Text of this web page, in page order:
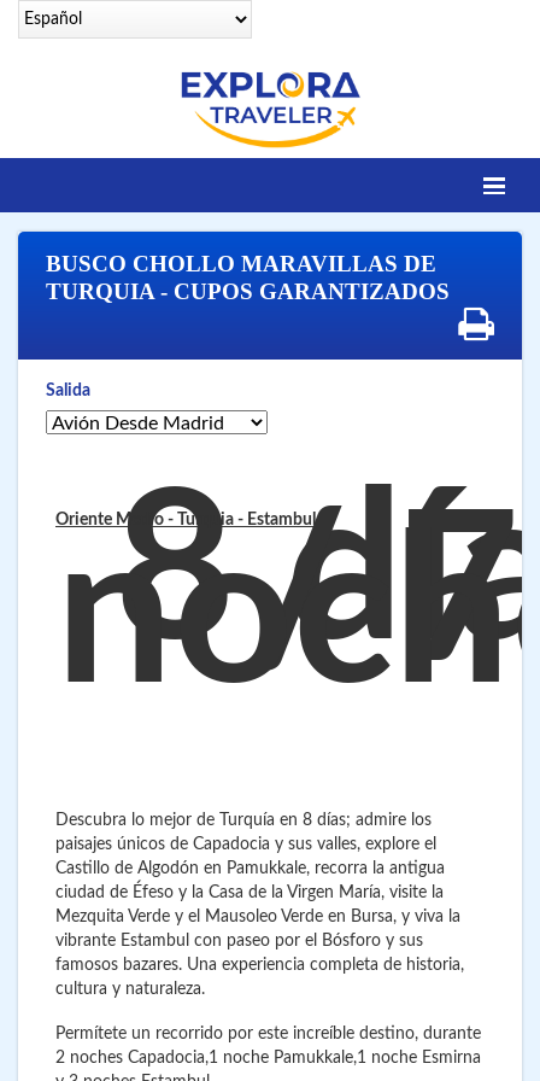
Identifícate
DESTINOS
OFERTAS SENIORS
EGIPTO LEGENDARIO
VUELOS 25 CIUDADES
VUELOS A SHARM
BUSCO CHOLLO MARAVILLAS DE
TURQUIA - CUPOS GARANTIZADOS
Salida
Oriente Medio - Turquia - Estambul
8/ 7
Descubra lo mejor de Turquía en 8 días; admire los
paisajes únicos de Capadocia y sus valles, explore el
Castillo de Algodón en Pamukkale, recorra la antigua
ciudad de Éfeso y la Casa de la Virgen María, visite la
Mezquita Verde y el Mausoleo Verde en Bursa, y viva la
vibrante Estambul con paseo por el Bósforo y sus
famosos bazares. Una experiencia completa de historia,
cultura y naturaleza.
Permítete un recorrido por este increíble destino, durante
2 noches Capadocia,1 noche Pamukkale,1 noche Esmirna